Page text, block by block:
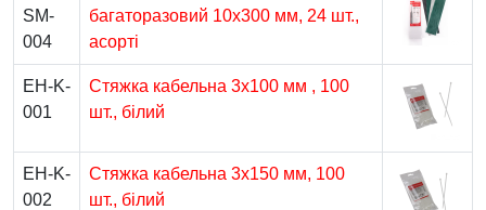
SM-
004
багаторазовий 10х300 мм, 24 шт.,
асорті
EH-K-
001
Стяжка кабельна 3х100 мм , 100
шт., білий
EH-K-
002
Стяжка кабельна 3х150 мм, 100
шт., білий